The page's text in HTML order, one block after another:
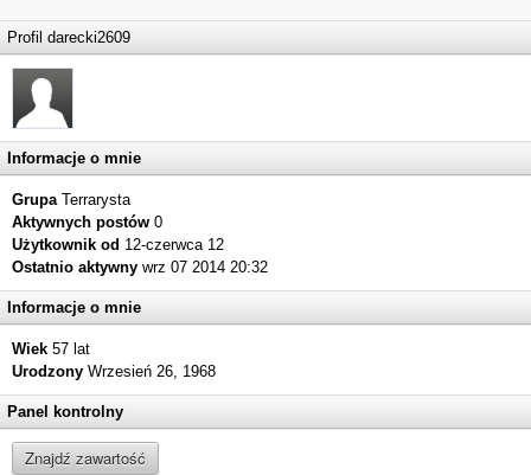
Profil darecki2609
Informacje o mnie
GrupaTerrarysta
Aktywnych postów 0
Użytkownik od 12-czerwca 12
Ostatnio aktywny wrz 07 2014 20:32
Informacje o mnie
Wiek 57 lat
Urodzony Wrzesień 26, 1968
Panel kontrolny
Znajdź zawartość